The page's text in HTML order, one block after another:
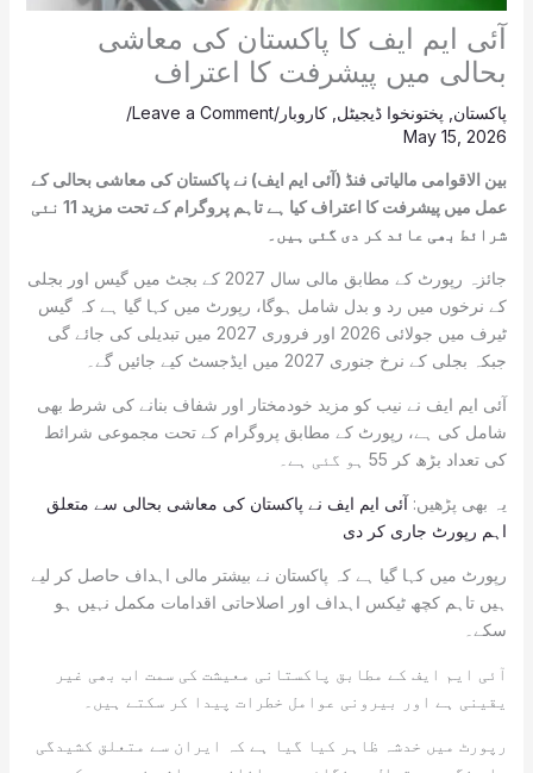
آئی ایم ایف کا پاکستان کی معاشی
بحالی میں پیشرفت کا اعتراف
پاکستان پختونخوا ڈیجیٹل کاروبار /
Leave a Comment
/
May 15, 2026
بین الاقوامی مالیاتی فنڈ (آئی ایم ایف) نے پاکستان کی معاشی بحالی کے
عمل میں پیشرفت کا اعتراف کیا ہے تاہم پروگرام کے تحت مزید 11 نئی
شرائط بھی عائد کر دی گئی ہیں۔
جائزہ رپورٹ کے مطابق مالی سال 2027 کے بجٹ میں گیس اور بجلی
کے نرخوں میں رد و بدل شامل ہوگا، رپورٹ میں کہا گیا ہے کہ گیس
ٹیرف میں جولائی 2026 اور فروری 2027 میں تبدیلی کی جائے گی
جبکہ بجلی کے نرخ جنوری 2027 میں ایڈجسٹ کیے جائیں گے۔
آئی ایم ایف نے نیب کو مزید خودمختار اور شفاف بنانے کی شرط بھی
شامل کی ہے، رپورٹ کے مطابق پروگرام کے تحت مجموعی شرائط
کی تعداد بڑھ کر 55 ہو گئی ہے۔
یہ بھی پڑھیں: آئی ایم ایف نے پاکستان کی معاشی بحالی سے متعلق
اہم رپورٹ جاری کر دی
رپورٹ میں کہا گیا ہے کہ پاکستان نے بیشتر مالی اہداف حاصل کر لیے
ہیں تاہم کچھ ٹیکس اہداف اور اصلاحاتی اقدامات مکمل نہیں ہو
سکے۔
آئی ایم ایف کے مطابق پاکستانی معیشت کی سمت اب بھی غیر
یقینی ہے اور بیرونی عوامل خطرات پیدا کر سکتے ہیں۔
رپورٹ میں خدشہ ظاہر کیا گیا ہے کہ ایران سے متعلق کشیدگی